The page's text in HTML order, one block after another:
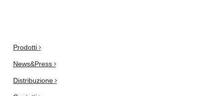
Prodotti
News&Press
Distribuzione